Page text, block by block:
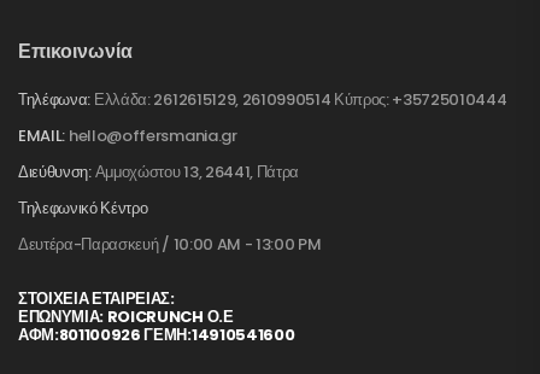
Επικοινωνία
Τηλέφωνα: Ελλάδα: 2612615129, 2610990514 Κύπρος: +35725010444
EMAIL: hello@offersmania.gr
Διεύθυνση:Αμμοχώστου 13, 26441, Πάτρα
Τηλεφωνικό Κέντρο
Δευτέρα-Παρασκευή / 10:00 AM - 13:00 PM
ΣΤΟΙΧΕΊΑ ΕΤΑΙΡΕΊΑΣ:
ΕΠΩΝΥΜΙΑ: ROICRUNCH Ο.Ε
ΑΦΜ:801100926 ΓΕΜΗ:14910541600